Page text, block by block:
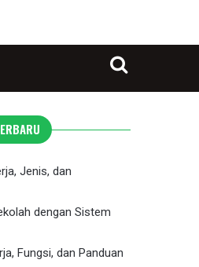
Search for
Jenis, dan
dengan Sistem
Fungsi, dan Panduan